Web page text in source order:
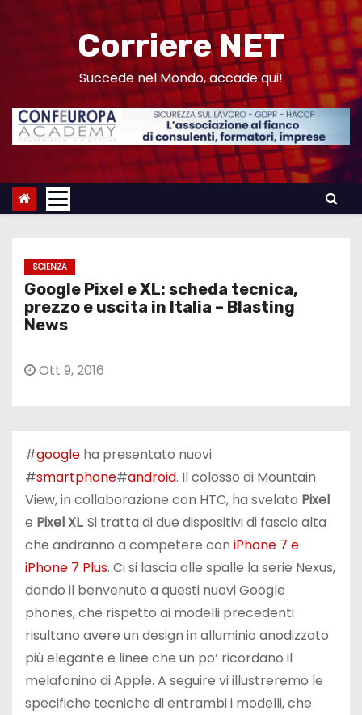
n
Corriere NET
Succede nel Mondo, accade qui!
SCIENZA
Google Pixel e XL: scheda tecnica,
prezzo e uscita in Italia – Blasting
News
Ott 9, 2016
#google ha presentato nuovi
#smartphone#android. Il colosso di Mountain
View, in collaborazione con HTC, ha svelato Pixel
e Pixel XL. Si tratta di due dispositivi di fascia alta
che andranno a competere con iPhone 7 e
iPhone 7 Plus. Ci si lascia alle spalle la serie Nexus,
dando il benvenuto a questi nuovi Google
phones, che rispetto ai modelli precedenti
risultano avere un design in alluminio anodizzato
più elegante e linee che un po’ ricordano il
melafonino di Apple. A seguire vi illustreremo le
specifiche tecniche di entrambi i modelli, che